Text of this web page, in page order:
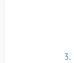
3.